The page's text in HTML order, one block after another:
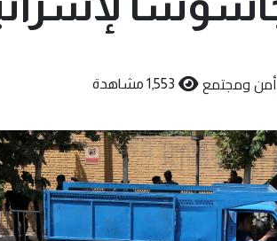
أمن ومجتمع 1,553 مشاهدة